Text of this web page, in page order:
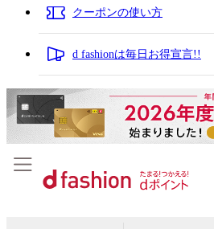
クーポンの使い方
d fashionは毎日お得宣言!!